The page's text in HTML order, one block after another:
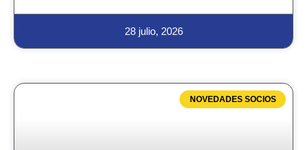
28 julio, 2026
NOVEDADES SOCIOS